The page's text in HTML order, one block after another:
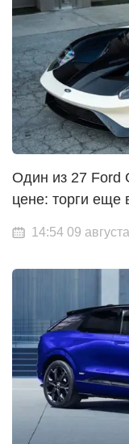
Один из 27 Ford
цене: торги еще
14:54 09